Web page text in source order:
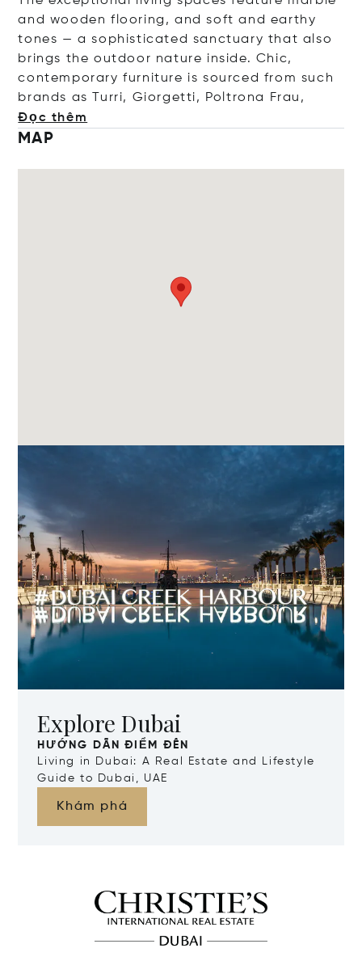
and wooden flooring, and soft and earthy
tones — a sophisticated sanctuary that also
brings the outdoor nature inside. Chic,
contemporary furniture is sourced from such
brands as Turri, Giorgetti, Poltrona Frau,
Đọc thêm
MAP
Explore Dubai
HƯỚNG DẪN ĐIỂM ĐẾN
Living in Dubai: A Real Estate and Lifestyle
Guide to Dubai, UAE
Khám phá